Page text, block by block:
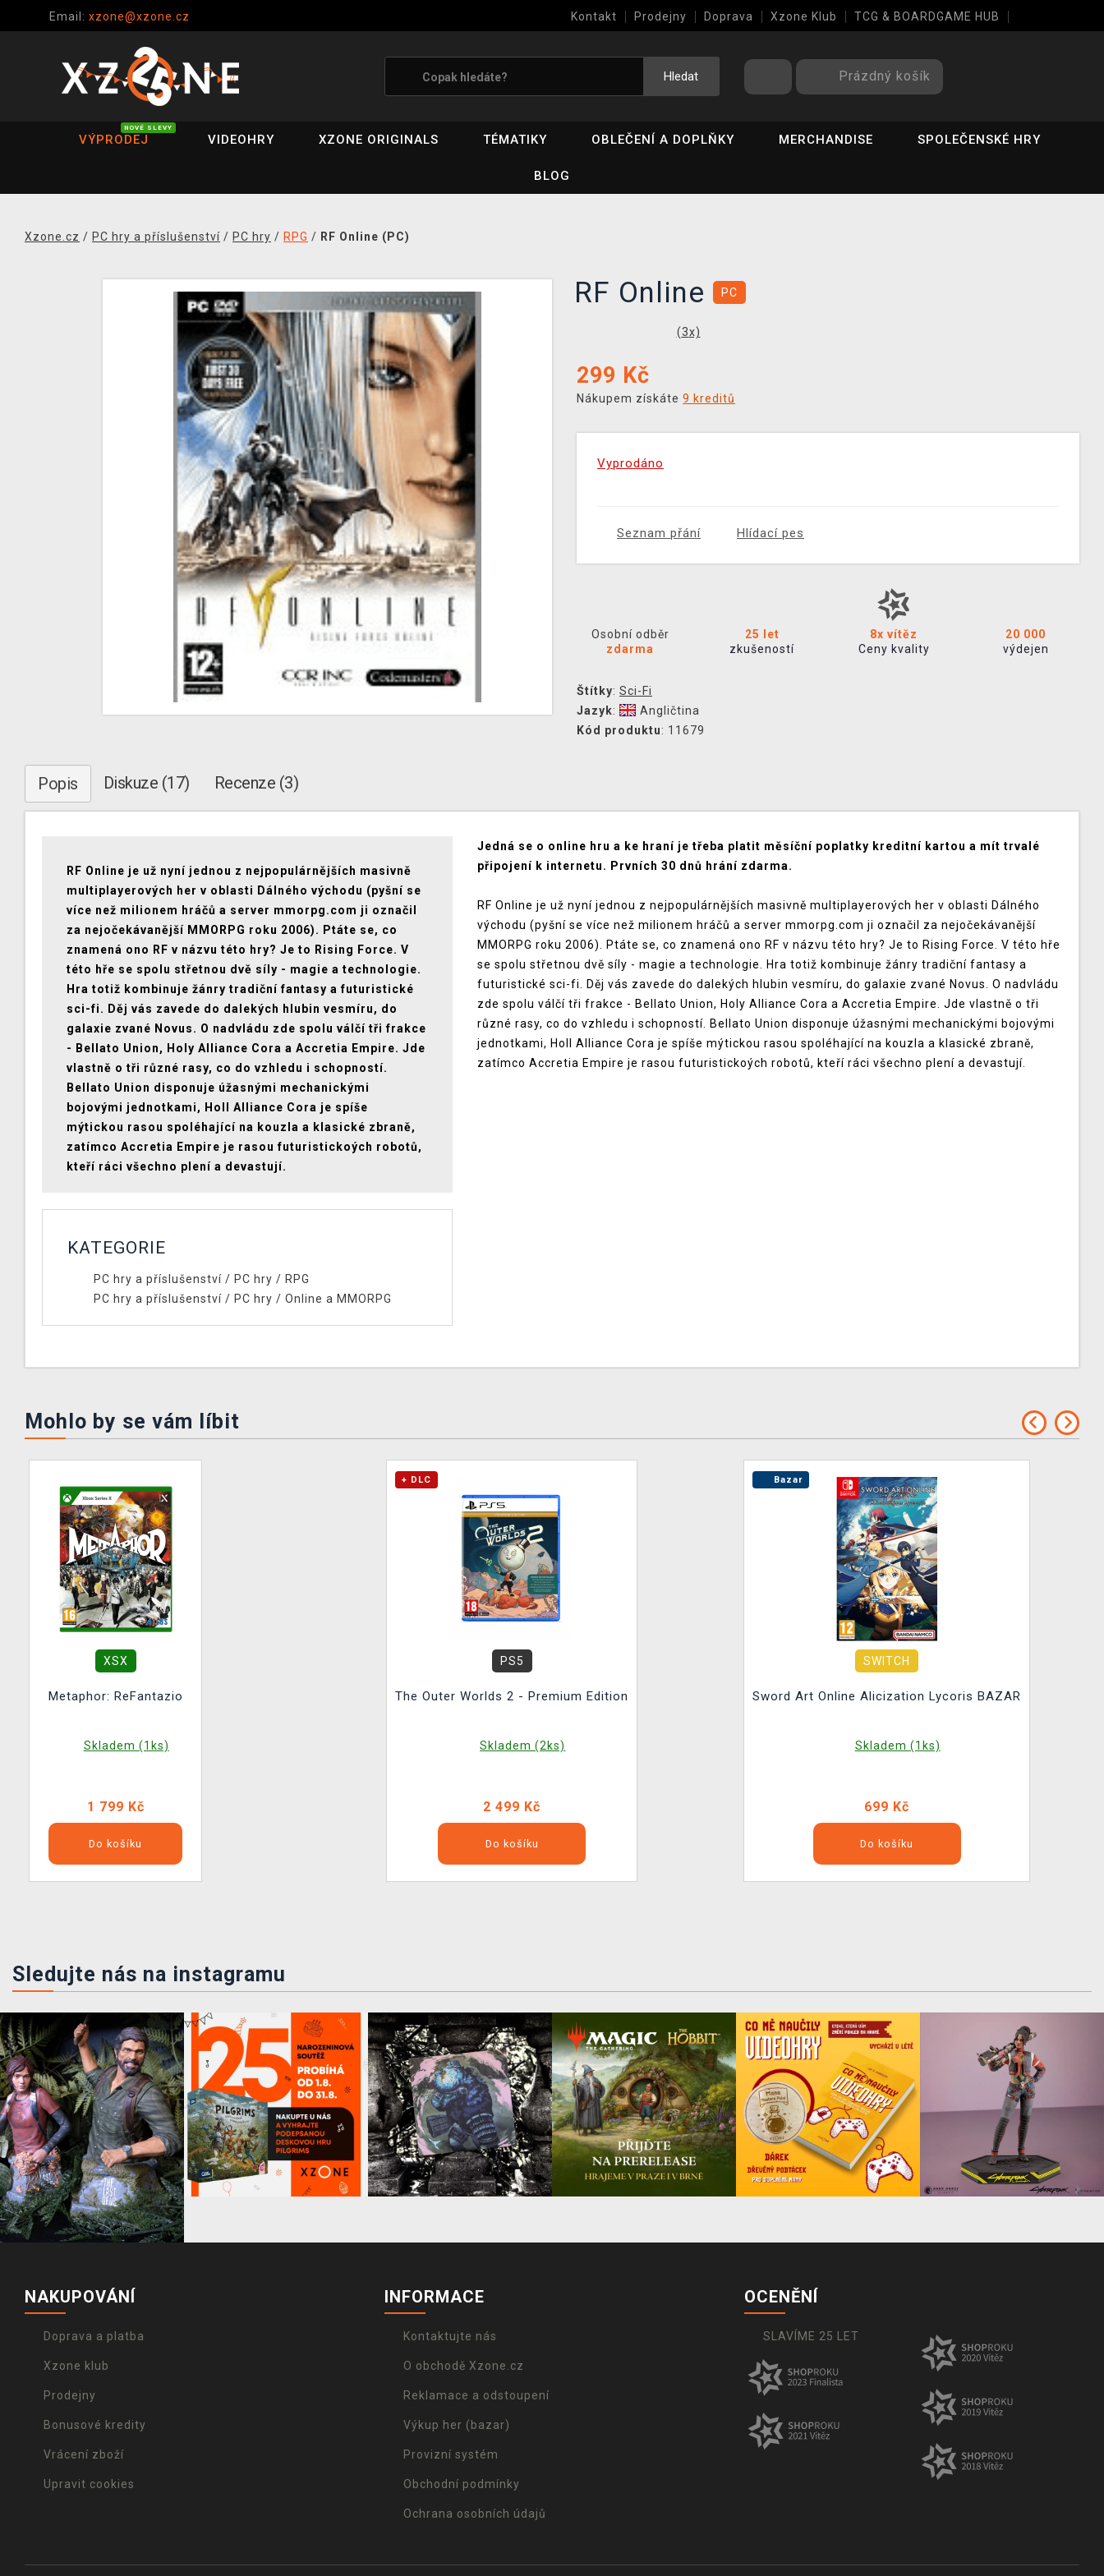
Email: xzone@xzone.cz Kontakt Prodejny Doprava Xzone Klub TCG & BOARDGAME HUB
Hledat Prázdný košík
VÝPRODEJ
NOVÉ SLEVY
VIDEOHRY XZONE ORIGINALS TÉMATIKY OBLEČENÍ A DOPLŇKY MERCHANDISE SPOLEČENSKÉ HRY
BLOG
Xzone.cz / PC hry a příslušenství / PC hry / RPG / RF Online (PC)
RF Online PC
(3x)
299 Kč
Nákupem získáte 9 kreditů
Vyprodáno
Seznam přání Hlídací pes
Osobní odběr
zdarma
25 let
zkušeností
8x vítěz
Ceny kvality
20 000
výdejen
Štítky: Sci-Fi
Jazyk:
Angličtina
Kód produktu: 11679
Popis Diskuze (17) Recenze (3)
RF Online je už nyní jednou z nejpopulárnějších masivně
multiplayerových her v oblasti Dálného východu (pyšní se
více než milionem hráčů a server mmorpg.com ji označil
za nejočekávanější MMORPG roku 2006). Ptáte se, co
znamená ono RF v názvu této hry? Je to Rising Force. V
této hře se spolu střetnou dvě síly - magie a technologie.
Hra totiž kombinuje žánry tradiční fantasy a futuristické
sci-fi. Děj vás zavede do dalekých hlubin vesmíru, do
galaxie zvané Novus. O nadvládu zde spolu válčí tři frakce
- Bellato Union, Holy Alliance Cora a Accretia Empire. Jde
vlastně o tři různé rasy, co do vzhledu i schopností.
Bellato Union disponuje úžasnými mechanickými
bojovými jednotkami, Holl Alliance Cora je spíše
mýtickou rasou spoléhající na kouzla a klasické zbraně,
zatímco Accretia Empire je rasou futuristickoých robotů,
kteří ráci všechno plení a devastují.
KATEGORIE
PC hry a příslušenství/ PC hry / RPG
PC hry a příslušenství/ PC hry / Online a MMORPG
Jedná se o online hru a ke hraní je třeba platit měsíční poplatky kreditní kartou a mít trvalé
připojení k internetu. Prvních 30 dnů hrání zdarma.
RF Online je už nyní jednou z nejpopulárnějších masivně multiplayerových her v oblasti Dálného
východu (pyšní se více než milionem hráčů a server mmorpg.com ji označil za nejočekávanější
MMORPG roku 2006). Ptáte se, co znamená ono RF v názvu této hry? Je to Rising Force. V této hře
se spolu střetnou dvě síly - magie a technologie. Hra totiž kombinuje žánry tradiční fantasy a
futuristické sci-fi. Děj vás zavede do dalekých hlubin vesmíru, do galaxie zvané Novus. O nadvládu
zde spolu válčí tři frakce - Bellato Union, Holy Alliance Cora a Accretia Empire. Jde vlastně o tři
různé rasy, co do vzhledu i schopností. Bellato Union disponuje úžasnými mechanickými bojovými
jednotkami, Holl Alliance Cora je spíše mýtickou rasou spoléhající na kouzla a klasické zbraně,
zatímco Accretia Empire je rasou futuristickoých robotů, kteří ráci všechno plení a devastují.
Mohlo by se vám líbit
XSX
Metaphor: ReFantazio
Skladem (1ks)
1 799 Kč
Do košíku
+ DLC
PS5
The Outer Worlds 2 - Premium Edition
Skladem (2ks)
2 499 Kč
Do košíku
Bazar
SWITCH
Sword Art Online Alicization Lycoris BAZAR
Skladem (1ks)
699 Kč
Do košíku
Sledujte nás na instagramu
NAKUPOVÁNÍ
Doprava a platba
Xzone klub
Prodejny
Bonusové kredity
Vrácení zboží
Upravit cookies
INFORMACE
Kontaktujte nás
O obchodě Xzone.cz
Reklamace a odstoupení
Výkup her (bazar)
Provizní systém
Obchodní podmínky
Ochrana osobních údajů
OCENĚNÍ
SLAVÍME 25 LET